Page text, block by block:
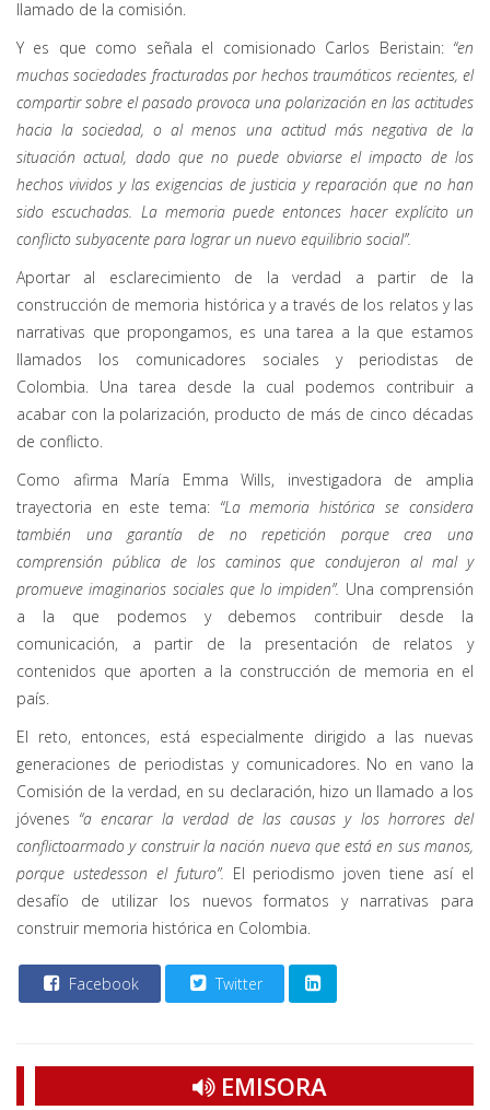
llamado de la comisión.
Y es que como señala el comisionado Carlos Beristain: “en
muchas sociedades fracturadas por hechos traumáticos recientes, el
compartir sobre el pasado provoca una polarización en las actitudes
hacia la sociedad, o al menos una actitud más negativa de la
situación actual, dado que no puede obviarse el impacto de los
hechos vividos y las exigencias de justicia y reparación que no han
sido escuchadas. La memoria puede entonces hacer explícito un
conflicto subyacente para lograr un nuevo equilibrio social”.
Aportar al esclarecimiento de la verdad a partir de la
construcción de memoria histórica y a través de los relatos y las
narrativas que propongamos, es una tarea a la que estamos
llamados los comunicadores sociales y periodistas de
Colombia. Una tarea desde la cual podemos contribuir a
acabar con la polarización, producto de más de cinco décadas
de conflicto.
Como afirma María Emma Wills, investigadora de amplia
trayectoria en este tema: “La memoria histórica se considera
también una garantía de no repetición porque crea una
comprensión pública de los caminos que condujeron al mal y
promueve imaginarios sociales que lo impiden”. Una comprensión
a la que podemos y debemos contribuir desde la
comunicación, a partir de la presentación de relatos y
contenidos que aporten a la construcción de memoria en el
país.
El reto, entonces, está especialmente dirigido a las nuevas
generaciones de periodistas y comunicadores. No en vano la
Comisión de la verdad, en su declaración, hizo un llamado a los
jóvenes “a encarar la verdad de las causas y los horrores del
conflictoarmado y construir la nación nueva que está en sus manos,
porque ustedesson el futuro”. El periodismo joven tiene así el
desafío de utilizar los nuevos formatos y narrativas para
construir memoria histórica en Colombia.
Facebook Twitter
EMISORA